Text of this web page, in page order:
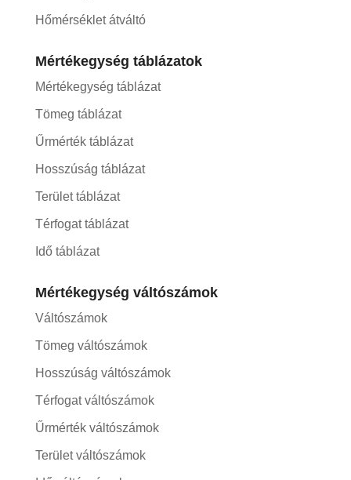
Hőmérséklet átváltó
Mértékegység táblázatok
Mértékegység táblázat
Tömeg táblázat
Űrmérték táblázat
Hosszúság táblázat
Terület táblázat
Térfogat táblázat
Idő táblázat
Mértékegység váltószámok
Váltószámok
Tömeg váltószámok
Hosszúság váltószámok
Térfogat váltószámok
Űrmérték váltószámok
Terület váltószámok